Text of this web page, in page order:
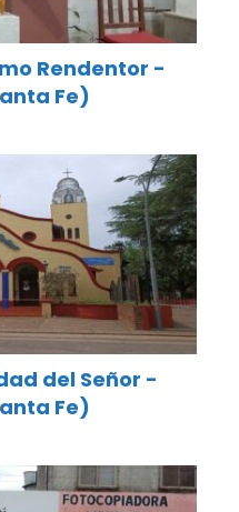
Rendentor -
Fe)
del Señor -
Fe)